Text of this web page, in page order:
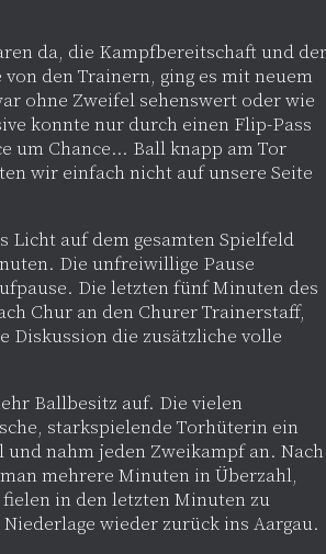
da, die Kampfbereitschaft und der
den Trainern, ging es mit neuem
ohne Zweifel sehenswert oder wie
konnte nur durch einen Flip-Pass
um Chance… Ball knapp am Tor
wir einfach nicht auf unsere Seite
Licht auf dem gesamten Spielfeld
Die unfreiwillige Pause
Die letzten fünf Minuten des
Chur an den Churer Trainerstaff,
Diskussion die zusätzliche volle
Ballbesitz auf. Die vielen
starkspielende Torhüterin ein
und nahm jeden Zweikampf an. Nach
mehrere Minuten in Überzahl,
in den letzten Minuten zu
wieder zurück ins Aargau.